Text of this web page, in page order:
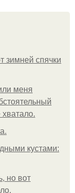
зимней спячки
меня
кустами:
но вот